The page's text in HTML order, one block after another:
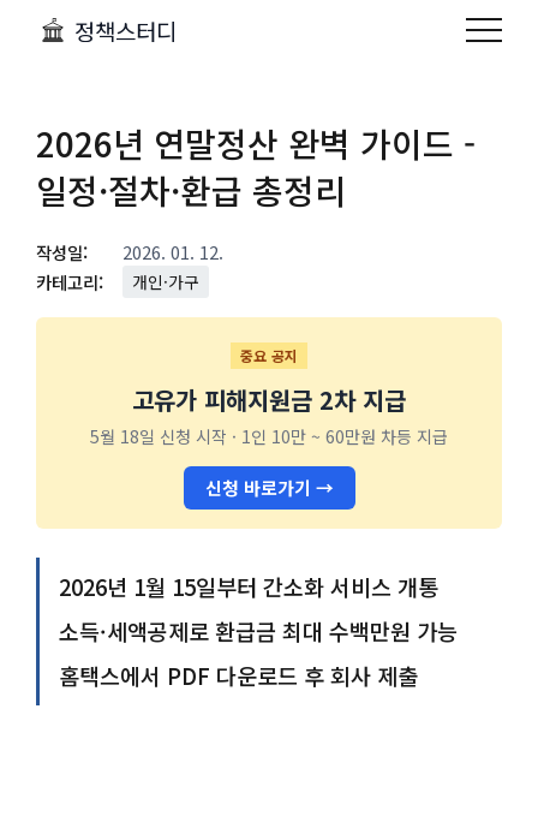
정책스터디
2026년 연말정산 완벽 가이드 -
일정·절차·환급 총정리
작성일:
2026. 01. 12.
카테고리:
개인·가구
중요 공지
고유가 피해지원금 2차 지급
5월 18일 신청 시작 · 1인 10만 ~ 60만원 차등 지급
신청 바로가기 →
2026년 1월 15일부터 간소화 서비스 개통
소득·세액공제로 환급금 최대 수백만원 가능
홈택스에서 PDF 다운로드 후 회사 제출